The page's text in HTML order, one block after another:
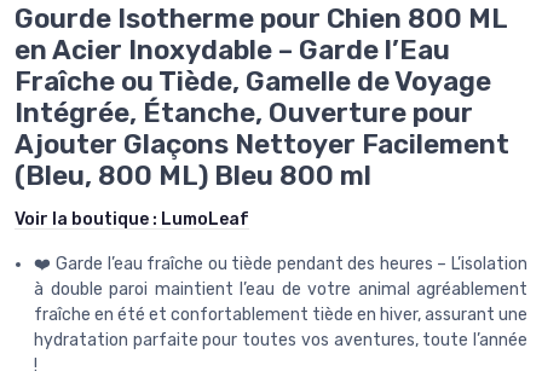
Gourde Isotherme pour Chien 800 ML
en Acier Inoxydable – Garde l’Eau
Fraîche ou Tiède, Gamelle de Voyage
Intégrée, Étanche, Ouverture pour
Ajouter Glaçons Nettoyer Facilement
(Bleu, 800 ML) Bleu 800 ml
Voir la boutique : LumoLeaf
❤️ Garde l’eau fraîche ou tiède pendant des heures – L’isolation
à double paroi maintient l’eau de votre animal agréablement
fraîche en été et confortablement tiède en hiver, assurant une
hydratation parfaite pour toutes vos aventures, toute l’année
!